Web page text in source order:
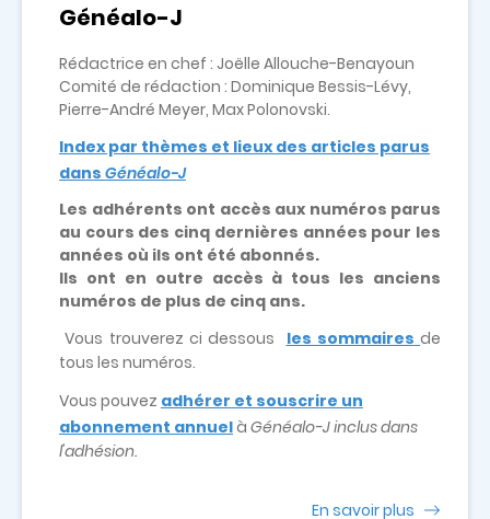
Généalo-J
Rédactrice en chef : Joëlle Allouche-Benayoun
Comité de rédaction : Dominique Bessis-Lévy,
Pierre-André Meyer, Max Polonovski.
Index par thèmes et lieux des articles parus
dans Généalo-J
Les adhérents ont accès aux numéros parus
au cours des cinq dernières années pour les
années où ils ont été abonnés.
Ils ont en outre accès à tous les anciens
numéros de plus de cinq ans.
Vous trouverez ci dessous les sommaires de
tous les numéros.
Vous pouvez adhérer et souscrire un
abonnement annuelà Généalo-J inclus dans
l'adhésion.
En savoir plus